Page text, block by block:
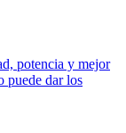
potencia y mejor
puede dar los